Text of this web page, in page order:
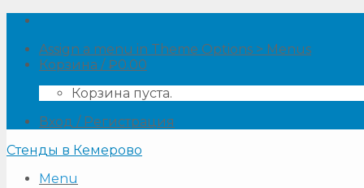
Skip
contentAssign a menu in Theme Options > Menus
Корзина /₽0.00
Корзина пуста.
Вход / Регистрация
Стенды в Кемерово
Menu